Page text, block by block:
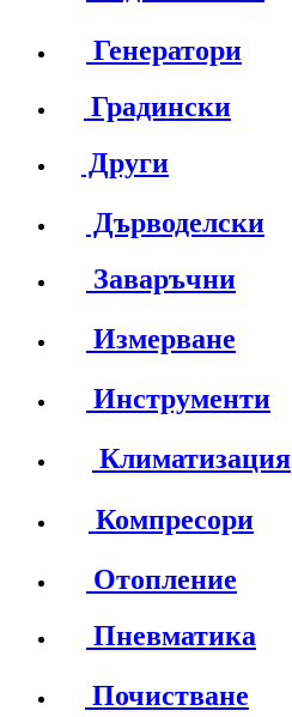
Генератори
Градински
Други
Дърводелски
Заваръчни
Измерване
Инструменти
Климатизация
Компресори
Отопление
Пневматика
Почистване